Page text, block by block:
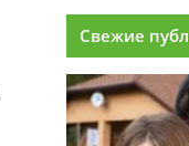
Свежие